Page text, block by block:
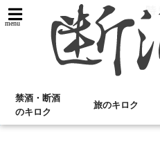
menu
禁酒・断酒
のキロク
旅のキロク